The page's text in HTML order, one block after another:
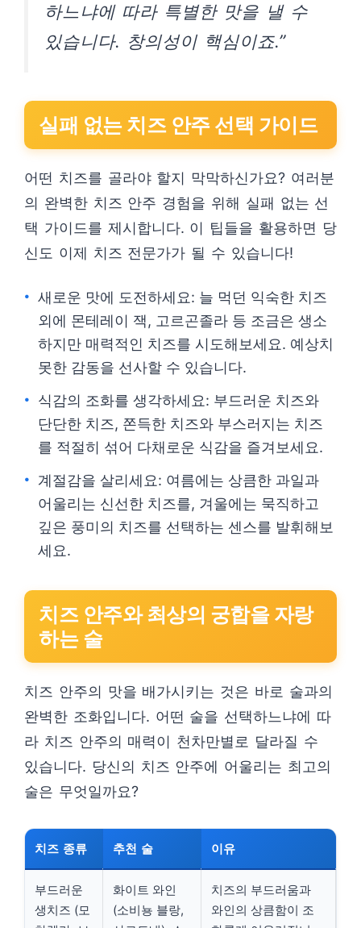
하느냐에 따라 특별한 맛을 낼 수
있습니다. 창의성이 핵심이죠.”
실패 없는 치즈 안주 선택 가이드
어떤 치즈를 골라야 할지 막막하신가요? 여러분
의 완벽한 치즈 안주 경험을 위해 실패 없는 선
택 가이드를 제시합니다. 이 팁들을 활용하면 당
신도 이제 치즈 전문가가 될 수 있습니다!
새로운 맛에 도전하세요: 늘 먹던 익숙한 치즈
외에 몬테레이 잭, 고르곤졸라 등 조금은 생소
하지만 매력적인 치즈를 시도해보세요. 예상치
못한 감동을 선사할 수 있습니다.
식감의 조화를 생각하세요: 부드러운 치즈와
단단한 치즈, 쫀득한 치즈와 부스러지는 치즈
를 적절히 섞어 다채로운 식감을 즐겨보세요.
계절감을 살리세요: 여름에는 상큼한 과일과
어울리는 신선한 치즈를, 겨울에는 묵직하고
깊은 풍미의 치즈를 선택하는 센스를 발휘해보
세요.
치즈 안주와 최상의 궁합을 자랑
하는 술
치즈 안주의 맛을 배가시키는 것은 바로 술과의
완벽한 조화입니다. 어떤 술을 선택하느냐에 따
라 치즈 안주의 매력이 천차만별로 달라질 수
있습니다. 당신의 치즈 안주에 어울리는 최고의
술은 무엇일까요?
치즈 종류 추천 술 이유
부드러운
생치즈 (모
화이트 와인
(소비뇽 블랑,
치즈의 부드러움과
와인의 상큼함이 조